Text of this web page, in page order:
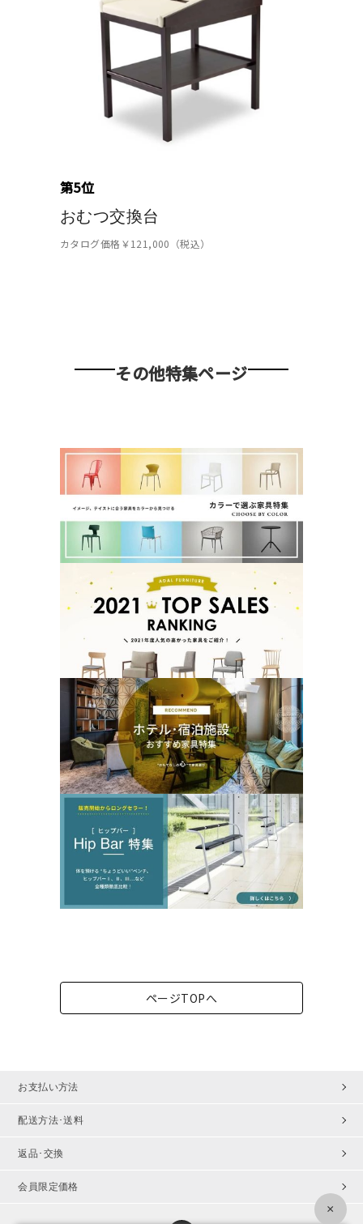
第5位
おむつ交換台
カタログ価格￥121,000（税込）
その他特集ページ
ページTOPへ
お支払い方法
配送方法･送料
返品･交換
会員限定価格
×